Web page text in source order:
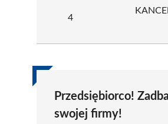
4
Przedsiębiorco!
swojej firmy!